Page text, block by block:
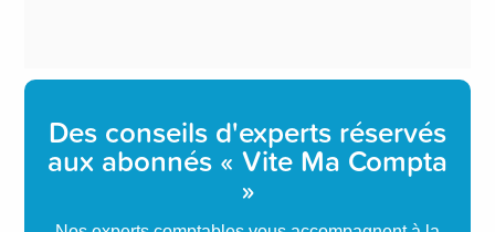
Des conseils d'experts réservés
aux abonnés « Vite Ma Compta
»